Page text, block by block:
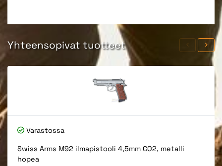
Yhteensopivat tuotteet
Varastossa
Swiss Arms M92 ilmapistooli 4,5mm CO2, metalli
hopea